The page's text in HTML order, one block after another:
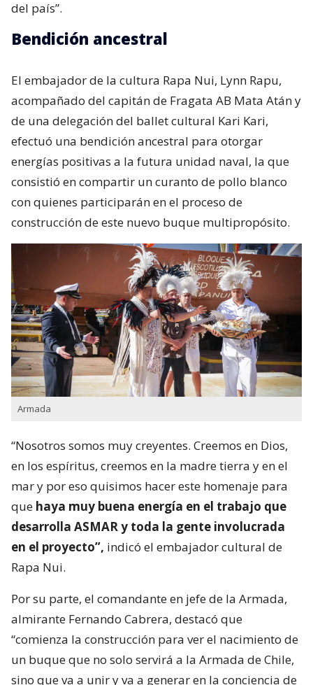
del país”.
Bendición ancestral
El embajador de la cultura Rapa Nui, Lynn Rapu,
acompañado del capitán de Fragata AB Mata Atán y
de una delegación del ballet cultural Kari Kari,
efectuó una bendición ancestral para otorgar
energías positivas a la futura unidad naval, la que
consistió en compartir un curanto de pollo blanco
con quienes participarán en el proceso de
construcción de este nuevo buque multipropósito.
Armada
“Nosotros somos muy creyentes. Creemos en Dios,
en los espíritus, creemos en la madre tierra y en el
mar y por eso quisimos hacer este homenaje para
que haya muy buena energía en el trabajo que
desarrolla ASMAR y toda la gente involucrada
en el proyecto”, indicó el embajador cultural de
Rapa Nui.
Por su parte, el comandante en jefe de la Armada,
almirante Fernando Cabrera, destacó que
“comienza la construcción para ver el nacimiento de
un buque que no solo servirá a la Armada de Chile,
sino que va a unir y va a generar en la conciencia de